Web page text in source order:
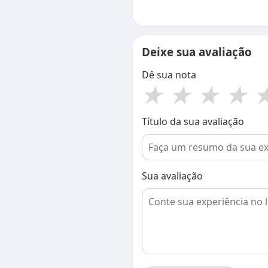
Deixe sua avaliação
Dê sua nota
★ ★ ★ ★
Título da sua avaliação
Sua avaliação